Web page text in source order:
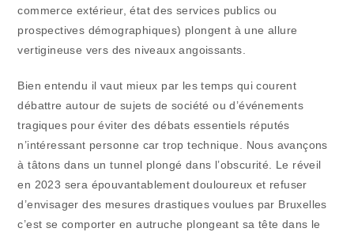
commerce extérieur, état des services publics ou
prospectives démographiques) plongent à une allure
vertigineuse vers des niveaux angoissants.
Bien entendu il vaut mieux par les temps qui courent
débattre autour de sujets de société ou d’événements
tragiques pour éviter des débats essentiels réputés
n’intéressant personne car trop technique. Nous avançons
à tâtons dans un tunnel plongé dans l’obscurité. Le réveil
en 2023 sera épouvantablement douloureux et refuser
d’envisager des mesures drastiques voulues par Bruxelles
c’est se comporter en autruche plongeant sa tête dans le